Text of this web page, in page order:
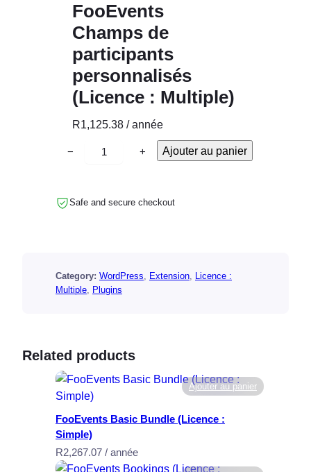
FooEvents
Champs de
participants
personnalisés
(Licence : Multiple)
R1,125.38 / année
n
d
e
E
v
e
n
t
s
C
− + Ajouter au panier
Safe and secure checkout
Category: WordPress Extension Licence :
Multiple Plugins
Related products
Ajouter au panier
FooEvents Basic Bundle (Licence :
Simple)
R2,267.07 / année